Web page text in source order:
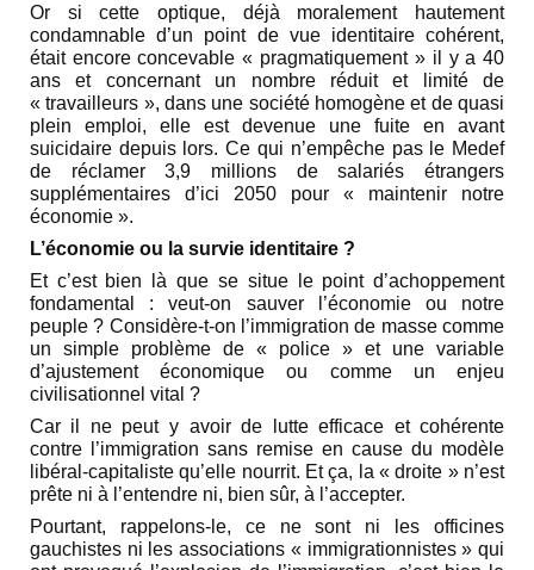
Or si cette optique, déjà moralement hautement
condamnable d’un point de vue identitaire cohérent,
était encore concevable « pragmatiquement » il y a 40
ans et concernant un nombre réduit et limité de
« travailleurs », dans une société homogène et de quasi
plein emploi, elle est devenue une fuite en avant
suicidaire depuis lors. Ce qui n’empêche pas le Medef
de réclamer 3,9 millions de salariés étrangers
supplémentaires d’ici 2050 pour « maintenir notre
économie ».
L’économie ou la survie identitaire ?
Et c’est bien là que se situe le point d’achoppement
fondamental : veut-on sauver l’économie ou notre
peuple ? Considère-t-on l’immigration de masse comme
un simple problème de « police » et une variable
d’ajustement économique ou comme un enjeu
civilisationnel vital ?
Car il ne peut y avoir de lutte efficace et cohérente
contre l’immigration sans remise en cause du modèle
libéral-capitaliste qu’elle nourrit. Et ça, la « droite » n’est
prête ni à l’entendre ni, bien sûr, à l’accepter.
Pourtant, rappelons-le, ce ne sont ni les officines
gauchistes ni les associations « immigrationnistes » qui